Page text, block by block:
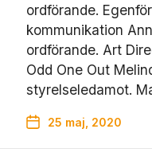
ordförande.
kommunikation
ordförande. Art
Odd One Out
styrelseledamot.
25 maj, 2020